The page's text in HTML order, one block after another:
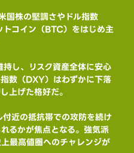
国株の堅調さやドル指数
トコイン（BTC）をはじめ主
し、リスク資産全体に安心
数（DXY）はわずかに下落
上げた格好だ。
近の抵抗帯での攻防を続け
るかが焦点となる。強気派
最高値圏へのチャレンジが